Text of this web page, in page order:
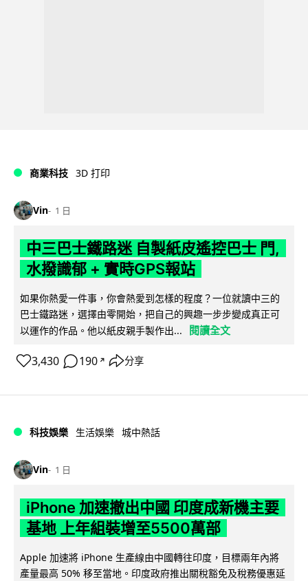
商業科技 3D 打印
Vin 1 日
中三巴士鐵路迷 自製紙皮遙控巴士 門,
水撥識郁 + 實時GPS報站
如果你熱愛一件事，你會熱愛到怎樣的程度？一位就讀中三的
巴士鐵路迷，選擇由零開始，把自己的興趣一步步變成真正可
以運作的作品。他以紙皮親手製作出...
閱讀全文
3,430 190 ↗ 分享
科技娛樂 生活娛樂 城中熱話
Vin 1 日
iPhone 加速撤出中國 印度成新機主要
基地 上年組裝增至5500萬部
Apple 加速將 iPhone 生產線由中國轉往印度，目標兩年內將
產量最高 50% 移至當地。印度政府推出關稅豁免及稅務優惠延